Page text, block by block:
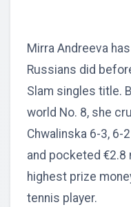
Mirra Andreeva
Russians did
Slam singles title.
world No. 8, she
Chwalinska 6-3, 6-
and pocketed €2.8
highest prize
tennis player.